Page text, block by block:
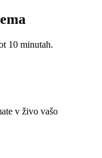
10 minutah.
v živo vašo